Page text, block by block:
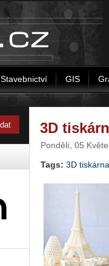
Stavebnictví GIS
3D
Pondělí, 05
Tags: 3D tiskárna